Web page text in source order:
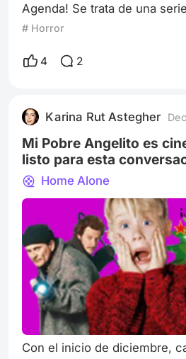
Agenda! Se trata de una
subiré cada vez que pueda
me llamen la atención.
concursos y sus promesas
confundan, me mueve la
cua
# Horror
4 2
Karina Rut Astegher
Mi Pobre Angelito es
listo para esta
Home Alone
Con el inicio de diciembre,